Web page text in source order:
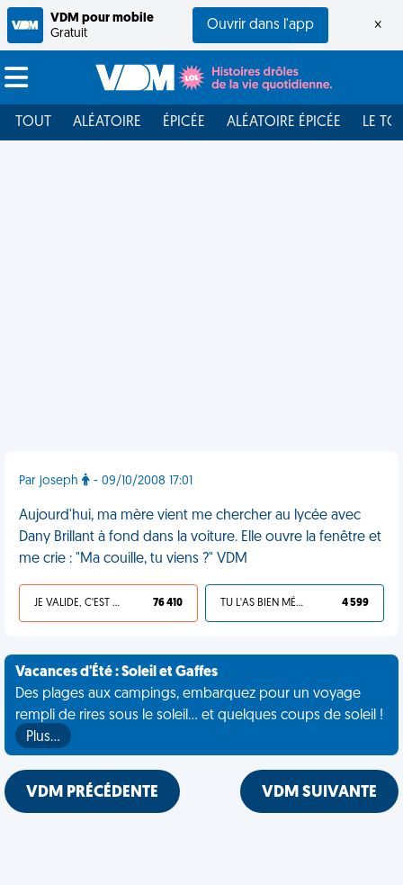
VDM pour mobile
Gratuit
Ouvrir dans l'app ×
TOUT ALÉATOIRE ÉPICÉE ALÉATOIRE ÉPICÉE LE
Par joseph - 09/10/2008 17:01
Aujourd'hui, ma mère vient me chercher au lycée avec
Dany Brillant à fond dans la voiture. Elle ouvre la fenêtre et
me crie : "Ma couille, tu viens ?" VDM
JE VALIDE, C'EST UNE VDM 76 410 TU L'AS BIEN MÉRITÉ 4 599
Vacances d'Été : Soleil et Gaffes
Des plages aux campings, embarquez pour un voyage
rempli de rires sous le soleil... et quelques coups de soleil !
Plus…
VDM PRÉCÉDENTE VDM SUIVANTE